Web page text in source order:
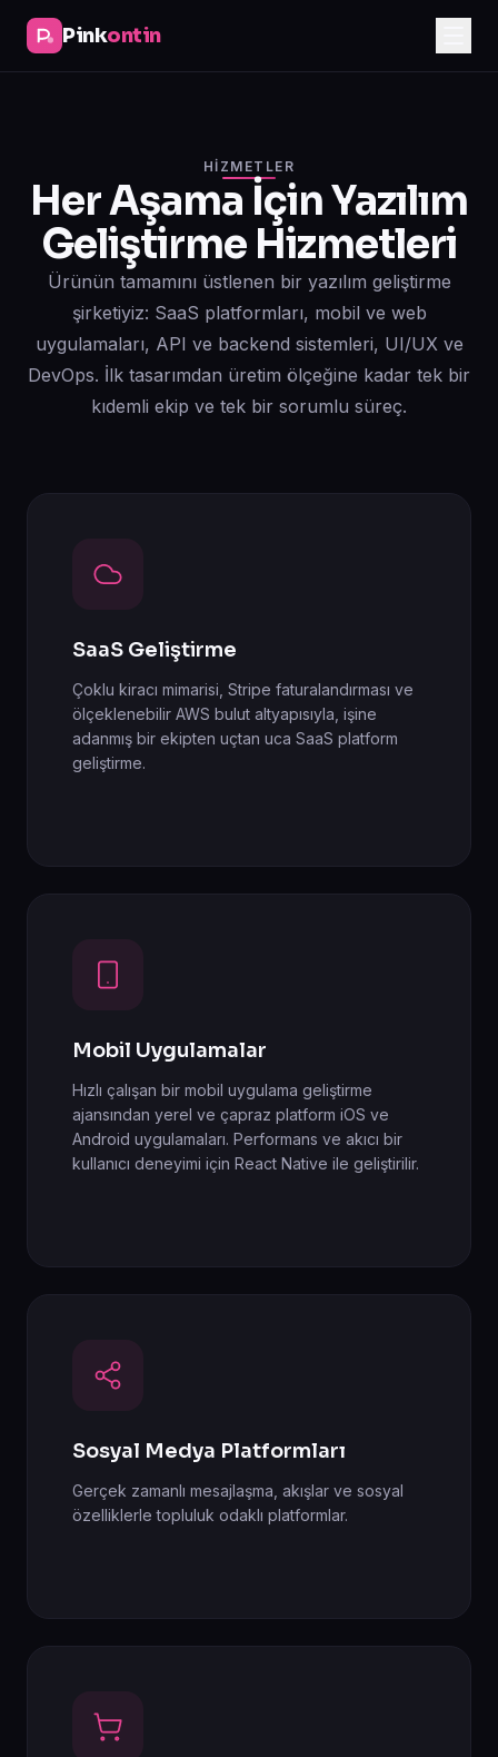
Pinkontin
HIZMETLER
Her Aşama İçin Yazılım
Geliştirme Hizmetleri
Ürünün tamamını üstlenen bir yazılım geliştirme
şirketiyiz: SaaS platformları, mobil ve web
uygulamaları, API ve backend sistemleri, UI/UX ve
DevOps. İlk tasarımdan üretim ölçeğine kadar tek bir
kıdemli ekip ve tek bir sorumlu süreç.
SaaS Geliştirme
Çoklu kiracı mimarisi, Stripe faturalandırması ve
ölçeklenebilir AWS bulut altyapısıyla, işine
adanmış bir ekipten uçtan uca SaaS platform
geliştirme.
Mobil Uygulamalar
Hızlı çalışan bir mobil uygulama geliştirme
ajansından yerel ve çapraz platform iOS ve
Android uygulamaları. Performans ve akıcı bir
kullanıcı deneyimi için React Native ile geliştirilir.
Sosyal Medya Platformları
Gerçek zamanlı mesajlaşma, akışlar ve sosyal
özelliklerle topluluk odaklı platformlar.